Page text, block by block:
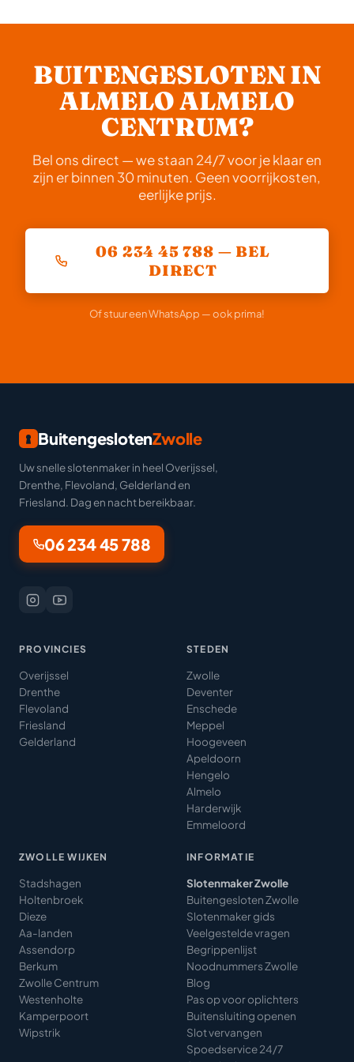
op.
bij u. We communiceren altijd een realistische
verwachte aankomsttijd direct na uw telefoontje.
BUITENGESLOTEN IN
ALMELO ALMELO
CENTRUM?
Bel ons direct — we staan 24/7 voor je klaar en
zijn er binnen 30 minuten. Geen voorrijkosten,
eerlijke prijs.
06 234 45 788 — BEL
DIRECT
Of stuur een WhatsApp — ook prima!
BuitengeslotenZwolle
Uw snelle slotenmaker in heel Overijssel,
Drenthe, Flevoland, Gelderland en
Friesland. Dag en nacht bereikbaar.
06 234 45 788
PROVINCIES
Overijssel
Drenthe
Flevoland
Friesland
Gelderland
STEDEN
Zwolle
Deventer
Enschede
Meppel
Hoogeveen
Apeldoorn
Hengelo
Almelo
Harderwijk
Emmeloord
ZWOLLE WIJKEN
Stadshagen
Holtenbroek
Dieze
Aa-landen
Assendorp
Berkum
Zwolle Centrum
Westenholte
Kamperpoort
Wipstrik
INFORMATIE
Slotenmaker Zwolle
Buitengesloten Zwolle
Slotenmaker gids
Veelgestelde vragen
Begrippenlijst
Noodnummers Zwolle
Blog
Pas op voor oplichters
Buitensluiting openen
Slot vervangen
Spoedservice 24/7